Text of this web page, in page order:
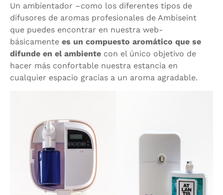
Un ambientador –como los diferentes tipos de
difusores de aromas profesionales de Ambiseint
que puedes encontrar en nuestra web-
básicamente es un compuesto aromático que se
difunde en el ambiente con el único objetivo de
hacer más confortable nuestra estancia en
cualquier espacio gracias a un aroma agradable.